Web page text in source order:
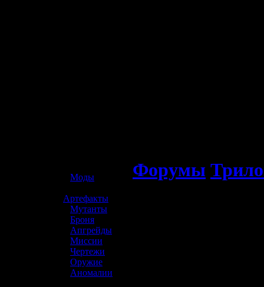
Моды
Артефакты
Мутанты
Броня
Апгрейды
Миссии
Чертежи
Оружие
Аномалии
Форумы